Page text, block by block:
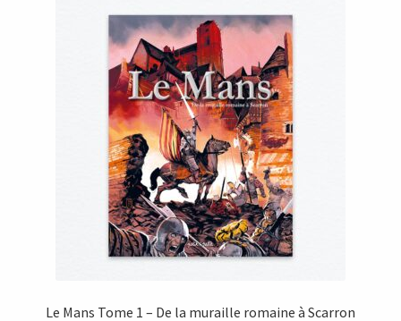
Le Mans Tome 1 – De la muraille romaine à Scarron